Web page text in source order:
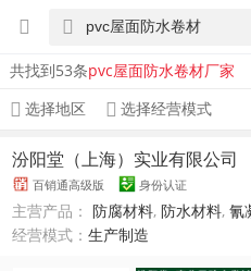
共找到53条pvc屋面防水卷材厂家
选择地区
选择经营模式
汾阳堂（上海）实业有限公司
百销通高级版 身份认证
主营产品：防腐材料,防水材料,氰
经营模式：生产制造